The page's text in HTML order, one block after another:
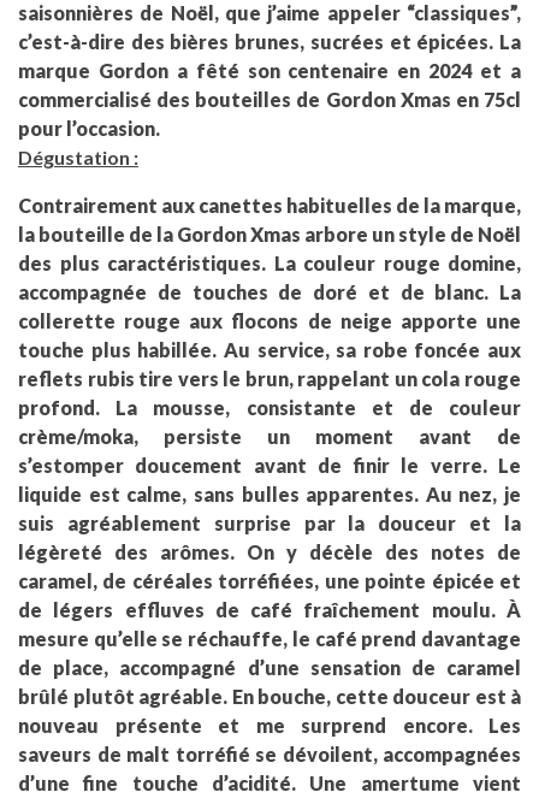
saisonnières de Noël, que j’aime appeler “classiques”,
c’est-à-dire des bières brunes, sucrées et épicées. La
marque Gordon a fêté son centenaire en 2024 et a
commercialisé des bouteilles de Gordon Xmas en 75cl
pour l’occasion.
Dégustation :
Contrairement aux canettes habituelles de la marque,
la bouteille de la Gordon Xmas arbore un style de Noël
des plus caractéristiques. La couleur rouge domine,
accompagnée de touches de doré et de blanc. La
collerette rouge aux flocons de neige apporte une
touche plus habillée. Au service, sa robe foncée aux
reflets rubis tire vers le brun, rappelant un cola rouge
profond. La mousse, consistante et de couleur
crème/moka, persiste un moment avant de
s’estomper doucement avant de finir le verre. Le
liquide est calme, sans bulles apparentes. Au nez, je
suis agréablement surprise par la douceur et la
légèreté des arômes. On y décèle des notes de
caramel, de céréales torréfiées, une pointe épicée et
de légers effluves de café fraîchement moulu. À
mesure qu’elle se réchauffe, le café prend davantage
de place, accompagné d’une sensation de caramel
brûlé plutôt agréable. En bouche, cette douceur est à
nouveau présente et me surprend encore. Les
saveurs de malt torréfié se dévoilent, accompagnées
d’une fine touche d’acidité. Une amertume vient